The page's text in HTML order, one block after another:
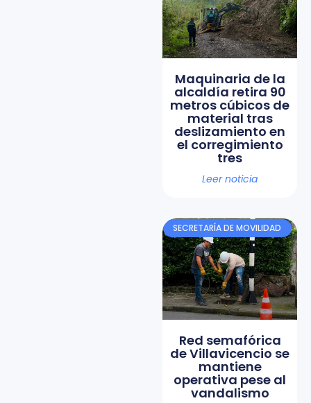
Maquinaria de la
alcaldía retira 90
metros cúbicos de
material tras
deslizamiento en
el corregimiento
tres
Leer noticia
SECRETARÍA DE MOVILIDAD
Red semafórica
de Villavicencio se
mantiene
operativa pese al
vandalismo